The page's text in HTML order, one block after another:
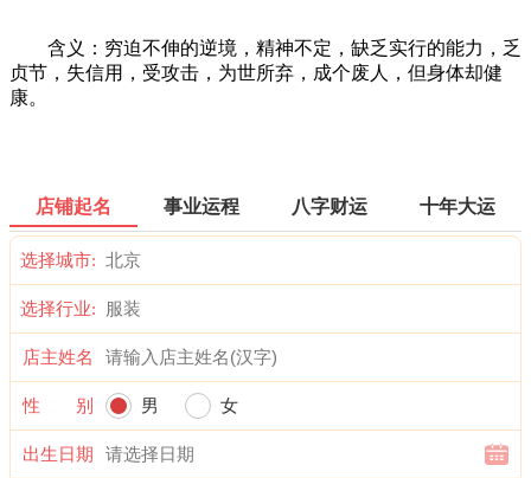
含义：穷迫不伸的逆境，精神不定，缺乏实行的能力，乏
贞节，失信用，受攻击，为世所弃，成个废人，但身体却健
康。
店铺起名 事业运程 八字财运 十年大运
选择城市:
选择行业:
店主姓名
性 别 男 女
出生日期